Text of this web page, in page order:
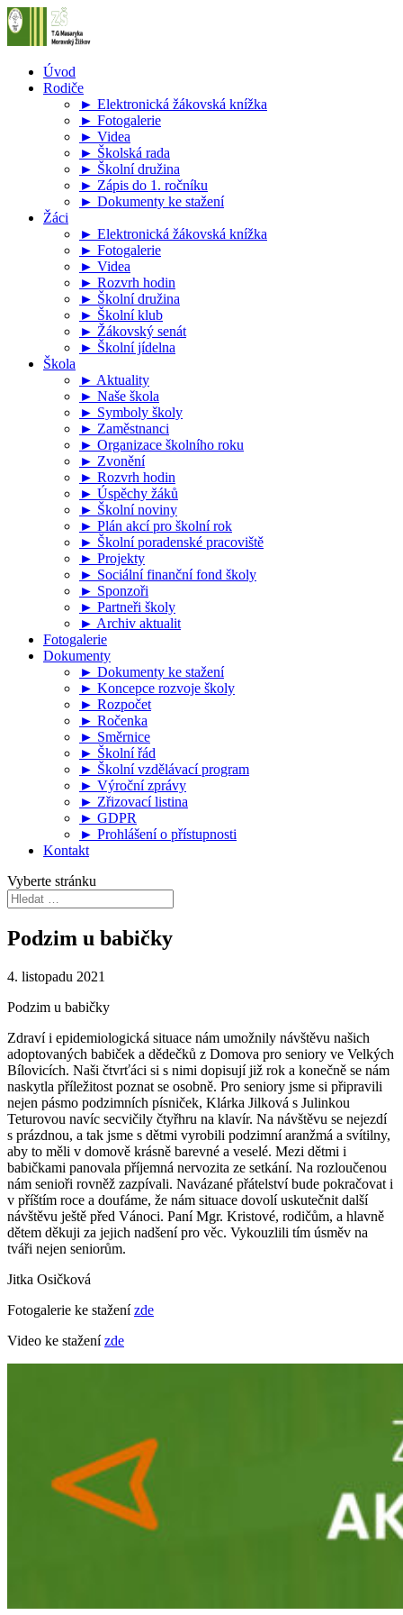
Úvod
Rodiče
► Elektronická žákovská knížka
► Fotogalerie
► Videa
► Školská rada
► Školní družina
► Zápis do 1. ročníku
► Dokumenty ke stažení
Žáci
► Elektronická žákovská knížka
► Fotogalerie
► Videa
► Rozvrh hodin
► Školní družina
► Školní klub
► Žákovský senát
► Školní jídelna
Škola
► Aktuality
► Naše škola
► Symboly školy
► Zaměstnanci
► Organizace školního roku
► Zvonění
► Rozvrh hodin
► Úspěchy žáků
► Školní noviny
► Plán akcí pro školní rok
► Školní poradenské pracoviště
► Projekty
► Sociální finanční fond školy
► Sponzoři
► Partneři školy
► Archiv aktualit
Fotogalerie
Dokumenty
► Dokumenty ke stažení
► Koncepce rozvoje školy
► Rozpočet
► Ročenka
► Směrnice
► Školní řád
► Školní vzdělávací program
► Výroční zprávy
► Zřizovací listina
► GDPR
► Prohlášení o přístupnosti
Kontakt
Vyberte stránku
Podzim u babičky
4. listopadu 2021
Podzim u babičky
Zdraví i epidemiologická situace nám umožnily návštěvu našich
adoptovaných babiček a dědečků z Domova pro seniory ve Velkých
Bílovicích. Naši čtvrťáci si s nimi dopisují již rok a konečně se nám
naskytla příležitost poznat se osobně. Pro seniory jsme si připravili
nejen pásmo podzimních písniček, Klárka Jilková s Julinkou
Teturovou navíc secvičily čtyřhru na klavír. Na návštěvu se nejezdí
s prázdnou, a tak jsme s dětmi vyrobili podzimní aranžmá a svítilny,
aby to měli v domově krásně barevné a veselé. Mezi dětmi i
babičkami panovala příjemná nervozita ze setkání. Na rozloučenou
nám senioři rovněž zazpívali. Navázané přátelství bude pokračovat i
v příštím roce a doufáme, že nám situace dovolí uskutečnit další
návštěvu ještě před Vánoci. Paní Mgr. Kristové, rodičům, a hlavně
dětem děkuji za jejich nadšení pro věc. Vykouzlili tím úsměv na
tváři nejen seniorům.
Jitka Osičková
Fotogalerie ke staženízde
Video ke staženízde